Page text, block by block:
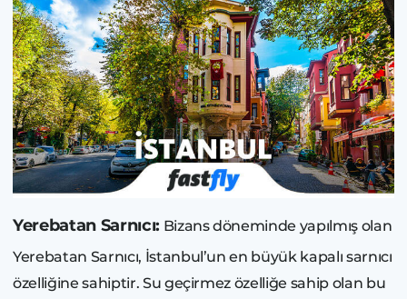
Yerebatan Sarnıcı: Bizans döneminde yapılmış olan
Yerebatan Sarnıcı, İstanbul’un en büyük kapalı sarnıcı
özelliğine sahiptir. Su geçirmez özelliğe sahip olan bu